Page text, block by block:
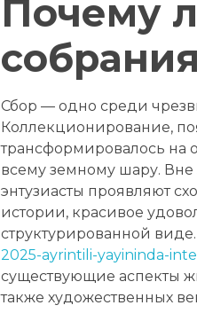
Почему
собрания
Сбор — одно среди
Коллекционирование,
трансформировалось
всему земному шару. Вне
энтузиасты проявляют
истории, красивое
структурированной
2025-ayrintili-yayininda-
существующие аспекты
также художественных